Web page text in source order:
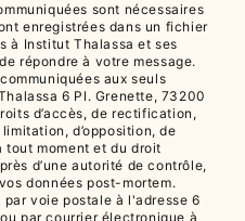
sont nécessaires
enregistrées dans un fichier
à Institut Thalassa et ses
répondre à votre message.
aux seuls
6 Pl. Grenette, 73200
d’accès, de rectification,
d’opposition, de
tout moment et du droit
d’une autorité de contrôle,
données post-mortem.
voie postale à l'adresse 6
par courrier électronique à